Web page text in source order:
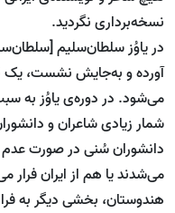
نسخه‌برداری نگردید.
در یاوُز سلطان‌سلیم
آورده و به‌جایش نشست، یک
می‌شود. در دوره‌ی یاوُز به
شمار زیادی شاعران و
دانشوران سُنی در صورت عدم
می‌شدند یا هم از ایران
هندوستان، بخشی دیگر به